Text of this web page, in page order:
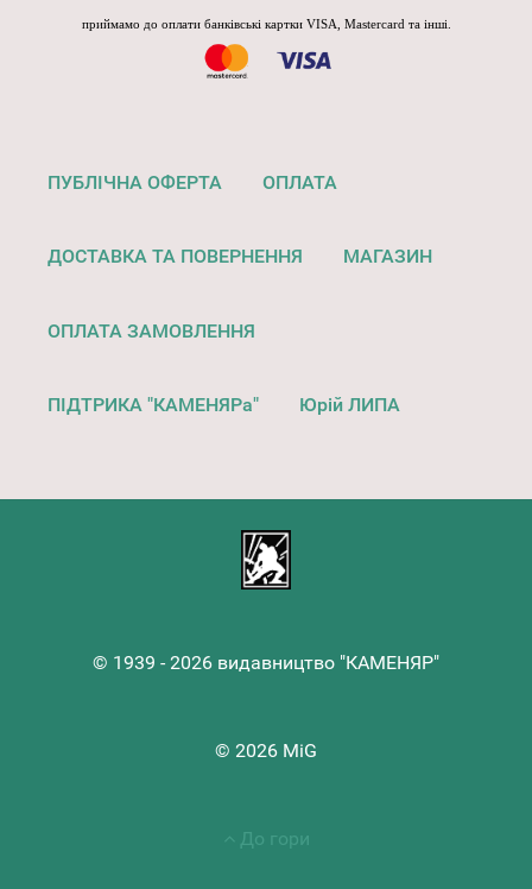
приймамо до оплати банківські картки VISA, Mastercard та інші.
ПУБЛІЧНА ОФЕРТА ОПЛАТА
ДОСТАВКА ТА ПОВЕРНЕННЯ МАГАЗИН
ОПЛАТА ЗАМОВЛЕННЯ
ПІДТРИКА "КАМЕНЯРа" Юрій ЛИПА
© 1939 - 2026 видавництво "КАМЕНЯР"
© 2026 MiG
До гори